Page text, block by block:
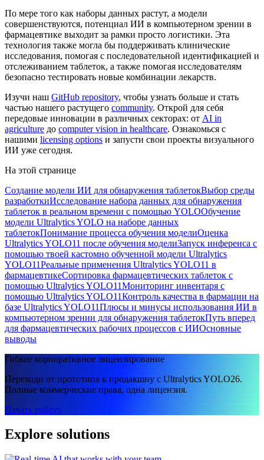
По мере того как наборы данных растут, а модели
совершенствуются, потенциал ИИ в компьютерном зрении в
фармацевтике выходит за рамки просто логистики. Эта
технология также могла бы поддерживать клинические
исследования, помогая с последовательной идентификацией и
отслеживанием таблеток, а также помогая исследователям
безопасно тестировать новые комбинации лекарств.
Изучи наш GitHub repository, чтобы узнать больше и стать
частью нашего растущего community. Открой для себя
передовые инновации в различных секторах: от AI in
agriculture до computer vision in healthcare. Ознакомься с
нашими licensing options и запусти свои проекты визуального
ИИ уже сегодня.
На этой странице
Создание модели ИИ для обнаружения таблетокВыбор среды
разработкиИсследование набора данных для обнаружения
таблеток в реальном времени с помощью YOLOОбучение
модели Ultralytics YOLO на наборе данных
таблетокПонимание процесса обучения моделиОценка
Ultralytics YOLO11 после обучения моделиЗапуск инференса с
помощью твоей кастомно обученной модели Ultralytics
YOLO11Реальные применения Ultralytics YOLO11 в
фармацевтикеСортировка фармацевтических таблеток с
помощью Ultralytics YOLO11Мониторинг инвентаря с
помощью Ultralytics YOLO11Контроль качества в фармации на
базе Ultralytics YOLO11Плюсы и минусы использования ИИ в
компьютерном зрении для обнаружения таблетокПуть вперед
для фармацевтических рабочих процессов с ИИОсновные
выводы
Гибкое корпоративное лицензирование
Переходи от прототипа к продакшну с Ultralytics YOLO26.
Полные коммерческие права, одна лицензия.
Начать работу
Explore solutions